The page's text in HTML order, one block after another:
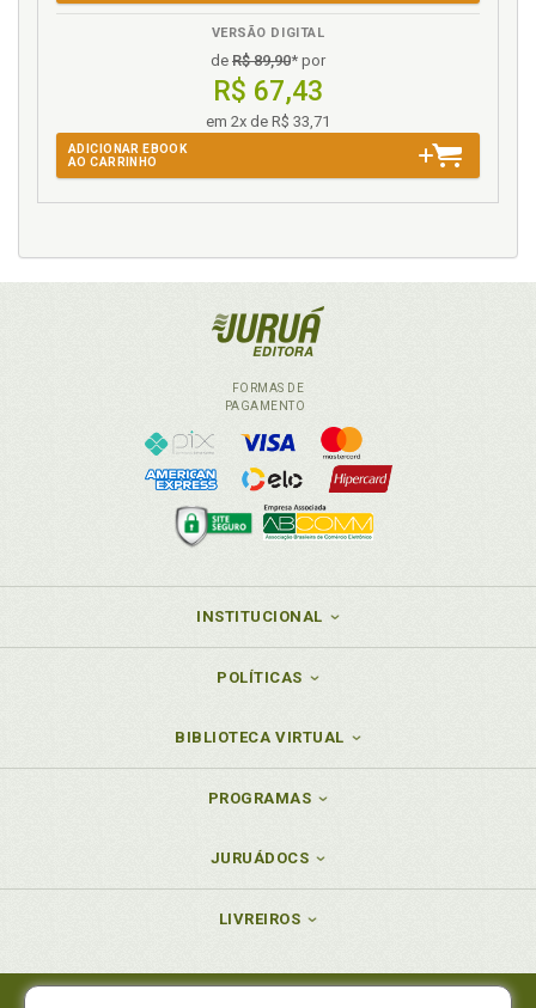
VERSÃO DIGITAL
de R$ 89,90* por
R$ 67,43
em 2x de R$ 33,71
ADICIONAR EBOOK
AO CARRINHO
FORMAS DE
PAGAMENTO
INSTITUCIONAL
POLÍTICAS
BIBLIOTECA VIRTUAL
PROGRAMAS
JURUÁDOCS
LIVREIROS